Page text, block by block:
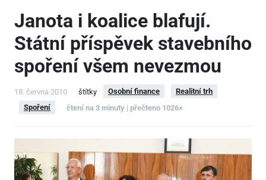
Janota i koalice blafují.
Státní příspěvek stavebního
spoření všem nevezmou
18. června 2010 štítky Osobní finance
Realitní trh
Spoření
čtení na 3 minuty | přečteno 1026×